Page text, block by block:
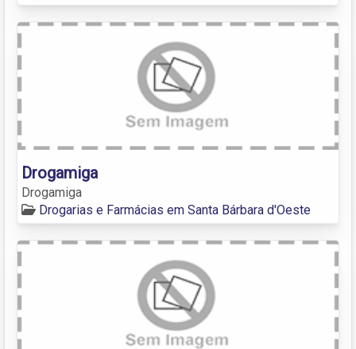
Drogamiga
Drogamiga
Drogarias e Farmácias em Santa Bárbara d'Oeste